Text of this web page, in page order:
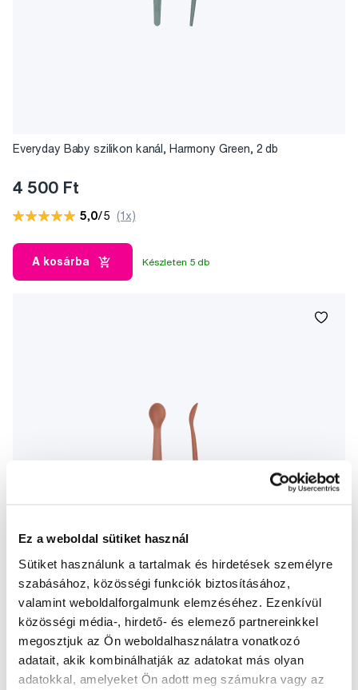
Ez a weboldal sütiket használ
Sütiket használunk a tartalmak és hirdetések személyre
szabásához, közösségi funkciók biztosításához,
valamint weboldalforgalmunk elemzéséhez. Ezenkívül
közösségi média-, hirdető- és elemező partnereinkkel
megosztjuk az Ön weboldalhasználatra vonatkozó
adatait, akik kombinálhatják az adatokat más olyan
adatokkal, amelyeket Ön adott meg számukra vagy az
Everyday Baby szilikon kanál, Harmony Green, 2 db
4 500 Ft
5,0/5 (1x)
A kosárba Készleten 5 db
Everyday Baby szilikon kanál, Natúr Piros, 2 db
4 500 Ft